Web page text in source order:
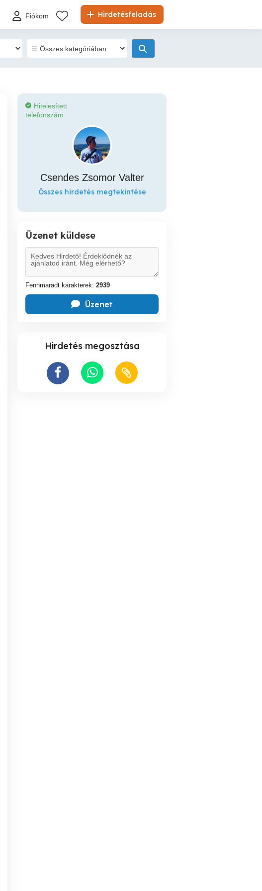
Hirdetésfeladás
Fiókom
Hitelesített
telefonszám
Csendes Zsomor Valter
Összes hirdetés megtekintése
Üzenet küldese
Fennmaradt karakterek: 2939
Üzenet
Hirdetés megosztása